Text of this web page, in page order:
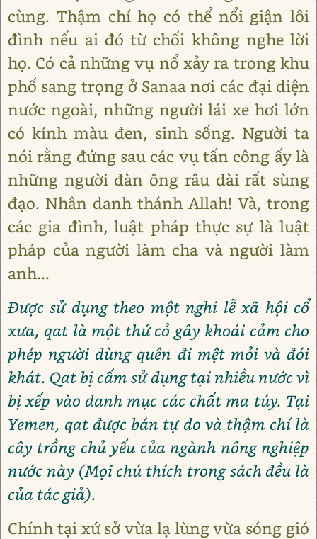
cùng. Thậm chí họ có thể nổi giận lôi
đình nếu ai đó từ chối không nghe lời
họ. Có cả những vụ nổ xảy ra trong khu
phố sang trọng ở Sanaa nơi các đại diện
nước ngoài, những người lái xe hơi lớn
có kính màu đen, sinh sống. Người ta
nói rằng đứng sau các vụ tấn công ấy là
những người đàn ông râu dài rất sùng
đạo. Nhân danh thánh Allah! Và, trong
các gia đình, luật pháp thực sự là luật
pháp của người làm cha và người làm
anh...
Được sử dụng theo một nghi lễ xã hội cổ
xưa, qat là một thứ cỏ gây khoái cảm cho
phép người dùng quên đi mệt mỏi và đói
khát. Qat bị cấm sử dụng tại nhiều nước vì
bị xếp vào danh mục các chất ma túy. Tại
Yemen, qat được bán tự do và thậm chí là
cây trồng chủ yếu của ngành nông nghiệp
nước này (Mọi chú thích trong sách đều là
của tác giả).
Chính tại xứ sở vừa lạ lùng vừa sóng gió